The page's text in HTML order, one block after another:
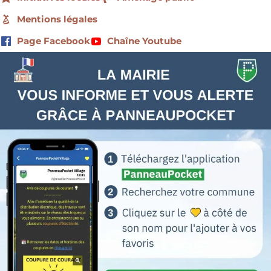
Mentions légales
Page Facebook
Chaîne Youtube